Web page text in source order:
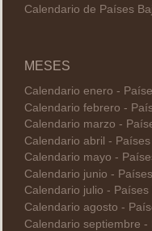
Calendario de Países
MESES
Calendario enero -
Calendario febrero -
Calendario marzo -
Calendario abril - Países
Calendario mayo -
Calendario junio -
Calendario julio - Países
Calendario agosto -
Calendario septiembre -